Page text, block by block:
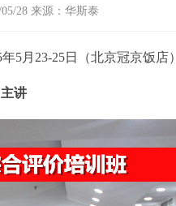
28 来源：华斯泰
年5月23-25日（北京冠京饭店）
讲